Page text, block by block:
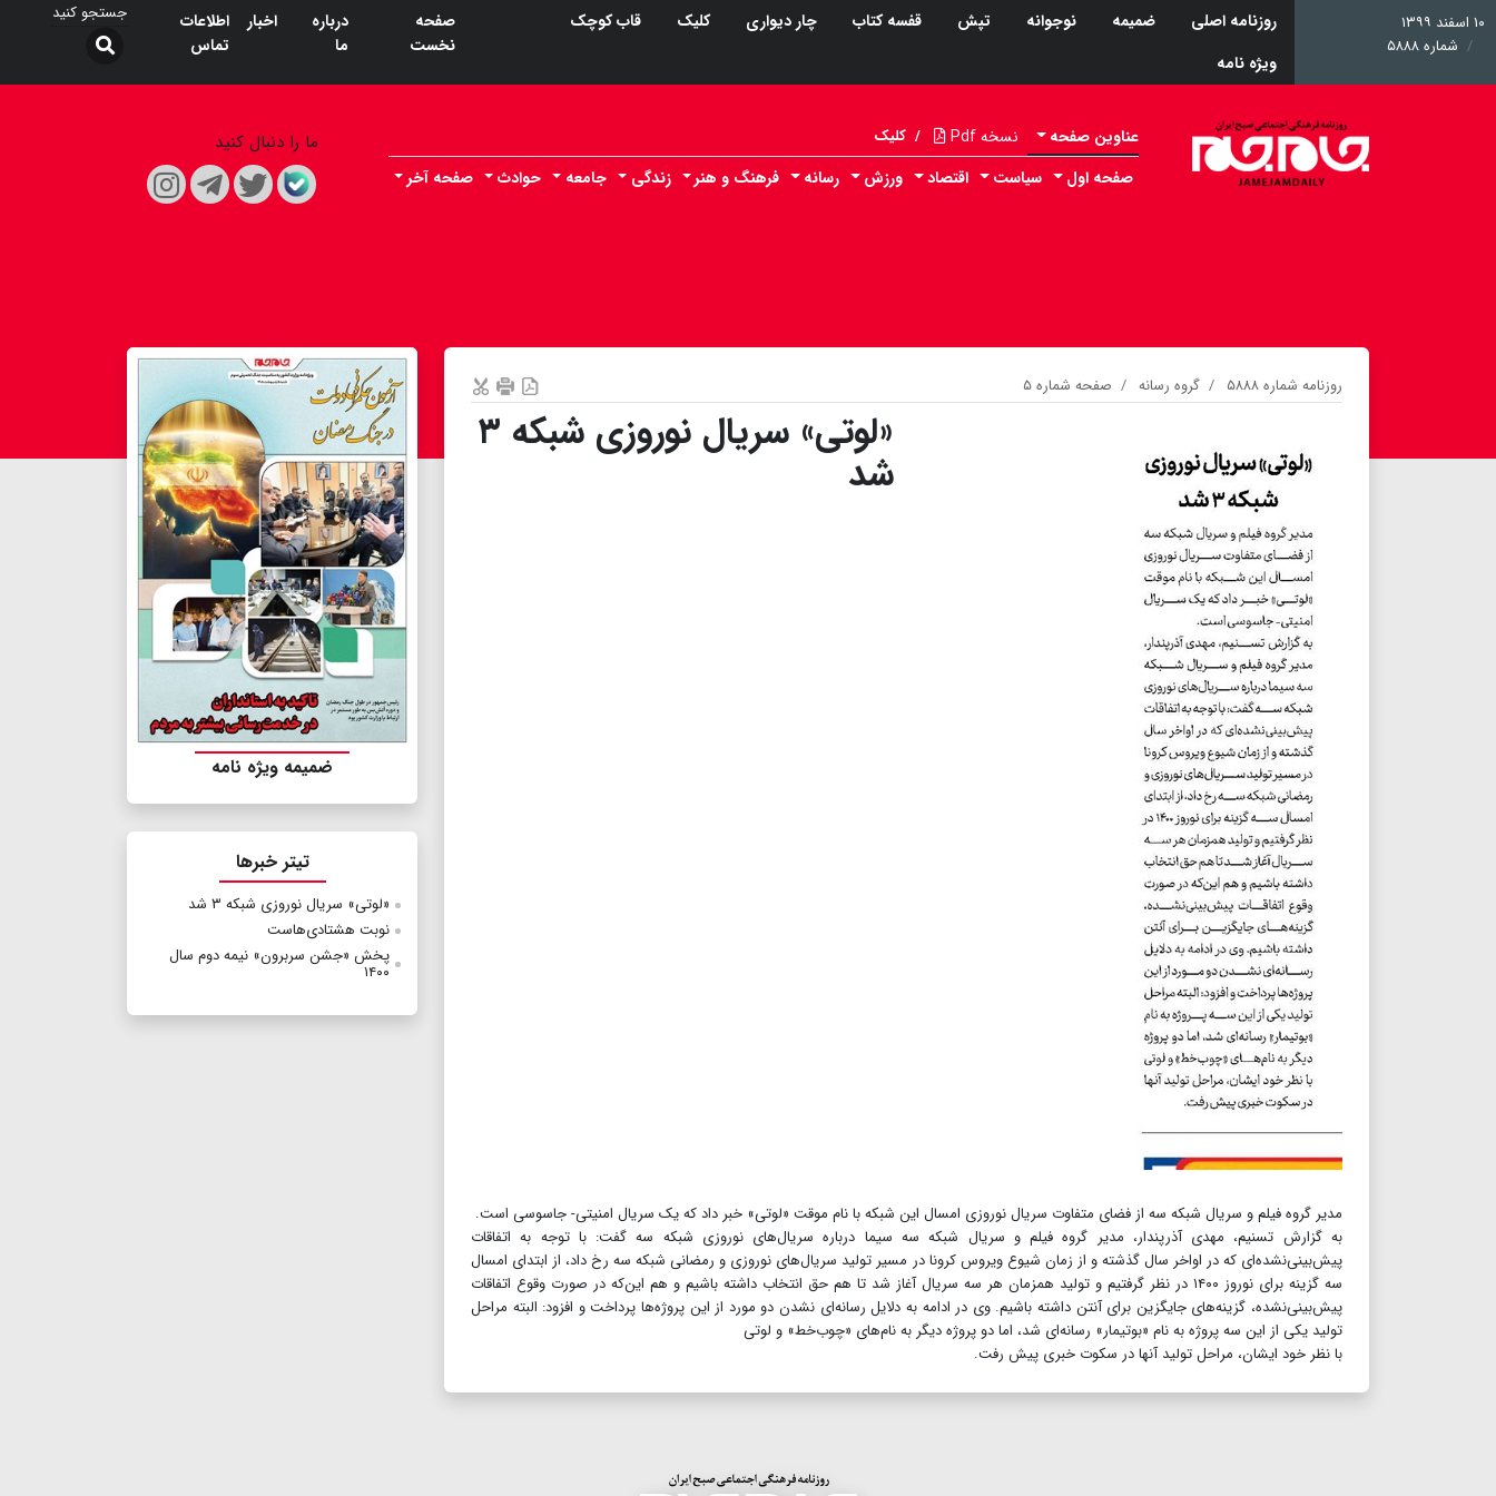
۱۰ اسفند ۱۳۹۹
شماره ۵۸۸۸
روزنامه اصلی ضمیمه نوجوانه تپش قفسه کتاب چار دیواری کلیک
قاب کوچک
ویژه نامه
صفحه
نخست
درباره
ما
اخبار
اطلاعات
تماس
عناوین صفحه نسخه Pdf / کلیک
صفحه اول سیاست اقتصاد ورزش رسانه فرهنگ و هنر زندگی جامعه حوادث صفحه آخر
ما را دنبال کنید
روزنامه شماره ۵۸۸۸ گروه رسانه صفحه شماره ۵
«لوتی» سریال نوروزی شبکه ۳
شد
مدیر گروه فیلم و سریال شبکه سه از فضای متفاوت سریال نوروزی امسال این شبکه با نام موقت «لوتی» خبر داد که یک سریال امنیتی- جاسوسی است.
به گزارش تسنیم، مهدی آذرپندار، مدیر گروه فیلم و سریال شبکه سه سیما درباره سریال‌های نوروزی شبکه سه گفت: با توجه به اتفاقات
پیش‌بینی‌نشده‌ای که در اواخر سال گذشته و از زمان شیوع ویروس کرونا در مسیر تولید سریال‌های نوروزی و رمضانی شبکه سه رخ داد، از ابتدای امسال
سه گزینه برای نوروز ۱۴۰۰ در نظر گرفتیم و تولید همزمان هر سه سریال آغاز شد تا هم حق انتخاب داشته باشیم و هم این‌که در صورت وقوع اتفاقات
پیش‌بینی‌نشده، گزینه‌های جایگزین برای آنتن داشته باشیم. وی در ادامه به دلایل رسانه‌ای نشدن دو مورد از این پروژه‌ها پرداخت و افزود: البته مراحل
تولید یکی از این سه پروژه به نام «بوتیمار» رسانه‌ای شد، اما دو پروژه دیگر به نام‌های «چوب‌خط» و لوتی
با نظر خود ایشان، مراحل تولید آنها در سکوت خبری پیش رفت.
ضمیمه ویژه نامه
تیتر خبرها
«لوتی» سریال نوروزی شبکه ۳ شد
نوبت هشتادی‌هاست
پخش «جشن سربرون» نیمه دوم سال
۱۴۰۰